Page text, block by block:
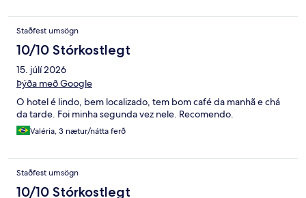
Staðfest umsögn
10/10 Stórkostlegt
15. júlí 2026
Þýða með Google
O hotel é lindo, bem localizado, tem bom café da manhã e chá
da tarde. Foi minha segunda vez nele. Recomendo.
Valéria, 3 nætur/nátta ferð
Staðfest umsögn
10/10 Stórkostlegt